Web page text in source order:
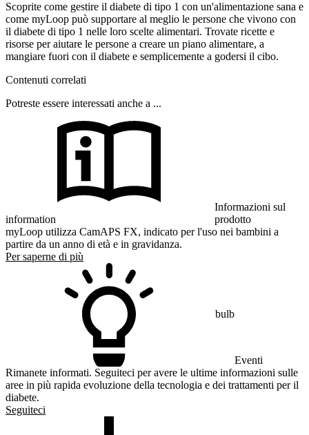
Scoprite come gestire il diabete di tipo 1 con un'alimentazione sana e
come myLoop può supportare al meglio le persone che vivono con
il diabete di tipo 1 nelle loro scelte alimentari. Trovate ricette e
risorse per aiutare le persone a creare un piano alimentare, a
mangiare fuori con il diabete e semplicemente a godersi il cibo.
Contenuti correlati
Potreste essere interessati anche a ...
information
Informazioni sul
prodotto
myLoop utilizza CamAPS FX, indicato per l'uso nei bambini a
partire da un anno di età e in gravidanza.
Per saperne di più
bulb
Eventi
Rimanete informati. Seguiteci per avere le ultime informazioni sulle
aree in più rapida evoluzione della tecnologia e dei trattamenti per il
diabete.
Seguiteci